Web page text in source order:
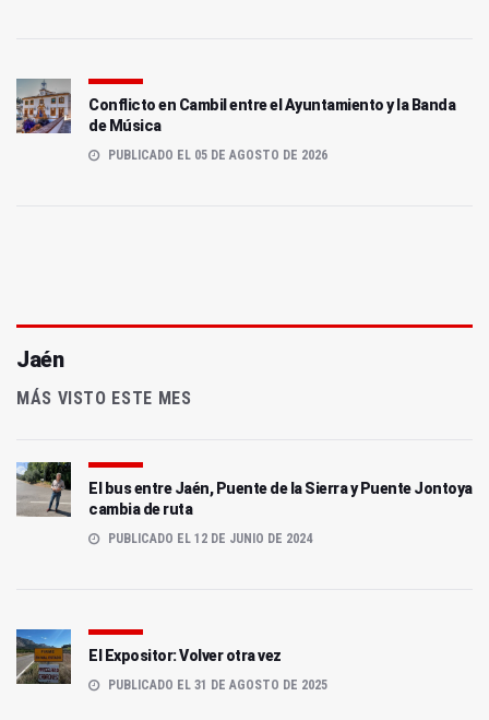
Conflicto en Cambil entre el Ayuntamiento y la Banda
de Música
PUBLICADO EL 05 DE AGOSTO DE 2026
Jaén
MÁS VISTO ESTE MES
El bus entre Jaén, Puente de la Sierra y Puente Jontoya
cambia de ruta
PUBLICADO EL 12 DE JUNIO DE 2024
El Expositor: Volver otra vez
PUBLICADO EL 31 DE AGOSTO DE 2025